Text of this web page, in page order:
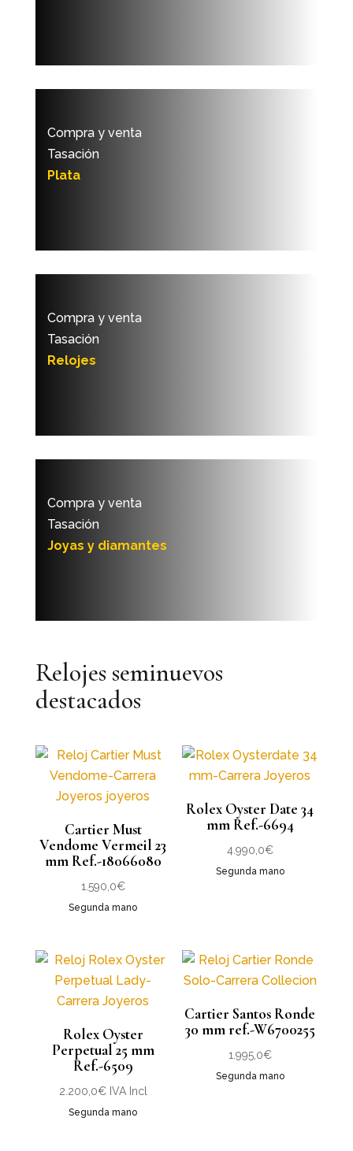
Compra y venta
Tasación
Plata
Compra y venta
Tasación
Relojes
Compra y venta
Tasación
Joyas y diamantes
Relojes seminuevos
destacados
Cartier Must
Vendome Vermeil 23
mm Ref.-18066080
1.590,0€
Segunda mano
Rolex Oyster Date 34
mm Ref.-6694
4.990,0€
Segunda mano
Rolex Oyster
Perpetual 25 mm
Ref.-6509
2.200,0€ IVA Incl
Segunda mano
Cartier Santos Ronde
30 mm ref.-W6700255
1.995,0€
Segunda mano